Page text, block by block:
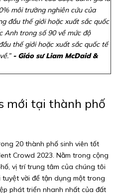
môi trường nghiên cứu của
đầu thế giới hoặc xuất sắc quốc
Anh trong số 90 về mức độ
thế giới hoặc xuất sắc quốc tế
- Giáo sư Liam McDaid &
mới tại thành phố
20 thành phố sinh viên tốt
Crowd 2023. Nằm trong cộng
vị trí trung tâm của chúng tôi
tuyệt vời để tận dụng một trong
phát triển nhanh nhất của đất